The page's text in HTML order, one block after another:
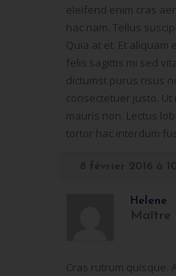
eleifend enim cras
hac nam. Tellus
Quia at et. Et aliquam
felis sagittis mi sed
dictumst purus risus
consectetuer justo. Ut
mauris non. Lectus
tortor hac interdum
Helene
Maître
Cras rutrum quisque.